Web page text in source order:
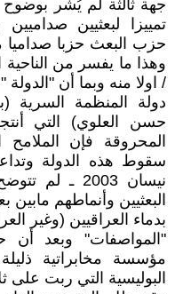
جهة ثالثة لم يُشر
تمييزا لبعثيين
حزب البعث حزبا صداميا
وهذا ما يفسر من الناحية
/ اولا منه وبما أن
دولة المنظمة السرية
حسن العلوي) التي
المحروقة فإن الملامح
سقوط هذه الدولة
نيسان 2003
البعثيين وأنماطهم
بدماء العراقيين (وغير
"المواصفات" وبعد
مؤسسة مخابراتية
البوليسية التي ربت على